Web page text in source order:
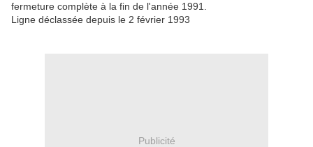
fermeture complète à la fin de l'année 1991.
Ligne déclassée depuis le 2 février 1993
Publicité